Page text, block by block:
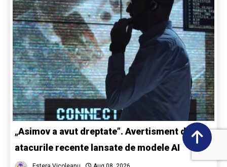
„Asimov a avut dreptate”. Avertisment după
atacurile recente lansate de modele AI